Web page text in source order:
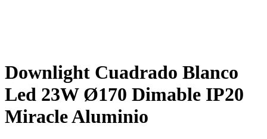
Downlight Cuadrado Blanco
Led 23W Ø170 Dimable IP20
Miracle Aluminio